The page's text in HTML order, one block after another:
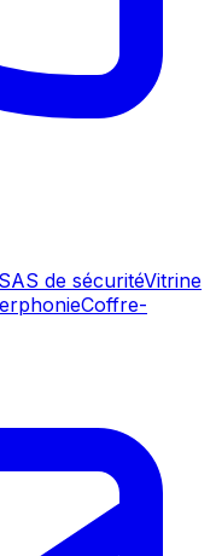
SAS de sécuritéVitrine
Coffre-